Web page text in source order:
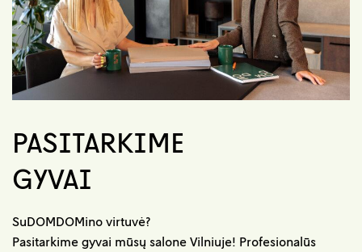
PASITARKIME
GYVAI
SuDOMDOMino virtuvė?
Pasitarkime gyvai mūsų salone Vilniuje! Profesionalūs